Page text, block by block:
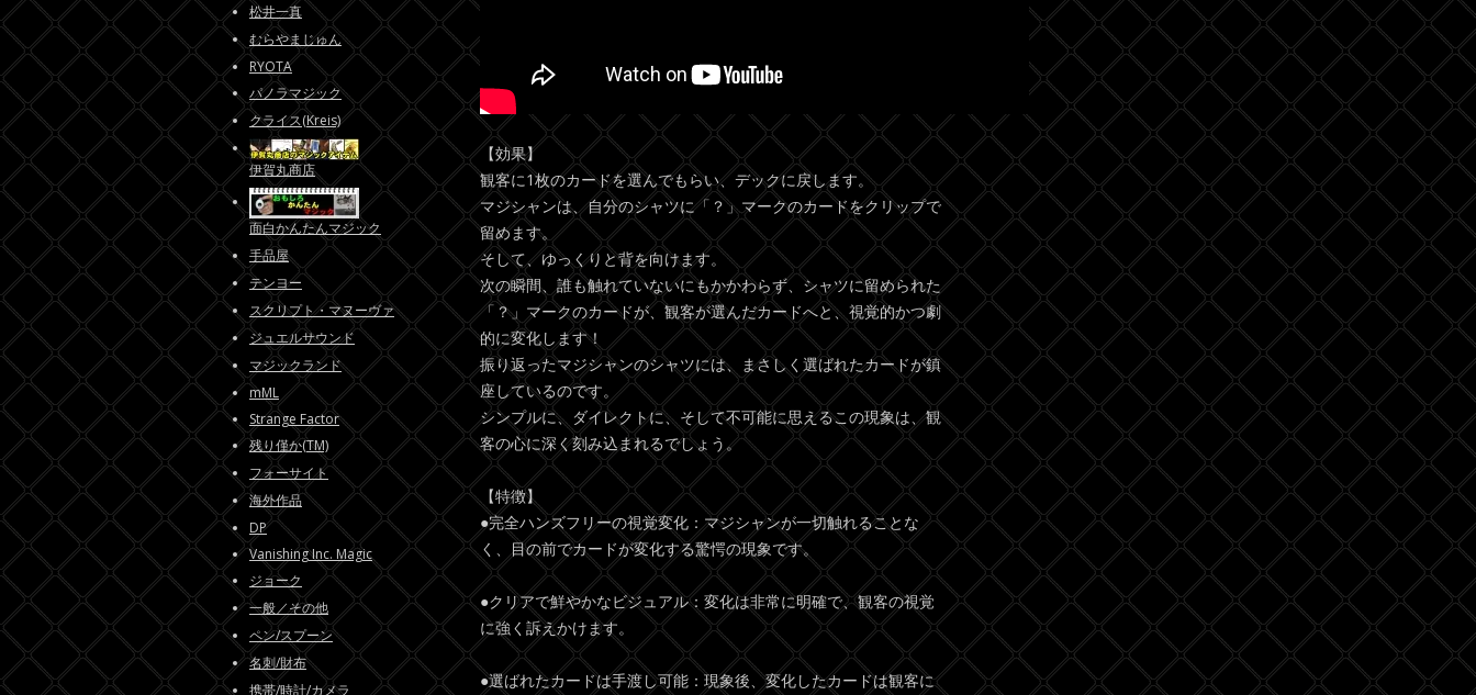
【効果】
観客に1枚のカードを選んでもらい、デックに戻します。
マジシャンは、自分のシャツに「？」マークのカードをクリップで
留めます。
そして、ゆっくりと背を向けます。
次の瞬間、誰も触れていないにもかかわらず、シャツに留められた
「？」マークのカードが、観客が選んだカードへと、視覚的かつ劇
的に変化します！
振り返ったマジシャンのシャツには、まさしく選ばれたカードが鎮
座しているのです。
シンプルに、ダイレクトに、そして不可能に思えるこの現象は、観
客の心に深く刻み込まれるでしょう。
【特徴】
●完全ハンズフリーの視覚変化：マジシャンが一切触れることな
く、目の前でカードが変化する驚愕の現象です。
●クリアで鮮やかなビジュアル：変化は非常に明確で、観客の視覚
に強く訴えかけます。
●選ばれたカードは手渡し可能：現象後、変化したカードは観客に
松井一真
むらやまじゅん
RYOTA
パノラマジック
クライス(Kreis)
伊賀丸商店
面白かんたんマジック
手品屋
テンヨー
スクリプト・マヌーヴァ
ジュエルサウンド
マジックランド
mML
Strange Factor
残り僅か(TM)
フォーサイト
海外作品
DP
Vanishing Inc. Magic
ジョーク
一般／その他
ペン/スプーン
名刺/財布
携帯/時計/カメラ